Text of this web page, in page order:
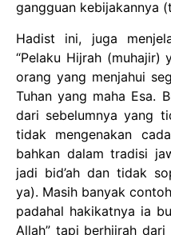
gangguan kebijakannya
Hadist ini, juga
“Pelaku Hijrah (muhajir)
orang yang menjahui
Tuhan yang maha Esa.
dari sebelumnya yang
tidak mengenakan
bahkan dalam tradisi
jadi bid’ah dan tidak
ya). Masih banyak
padahal hakikatnya ia
Allah” tapi berhijrah